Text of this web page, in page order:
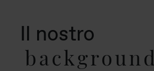
Il nostro
background